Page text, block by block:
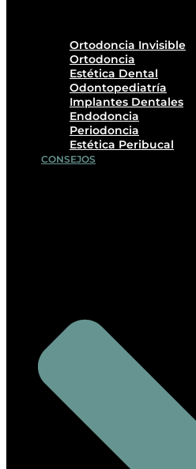
Ortodoncia Invisible
Ortodoncia
Estética Dental
Odontopediatría
Implantes Dentales
Endodoncia
Periodoncia
Estética Peribucal
CONSEJOS